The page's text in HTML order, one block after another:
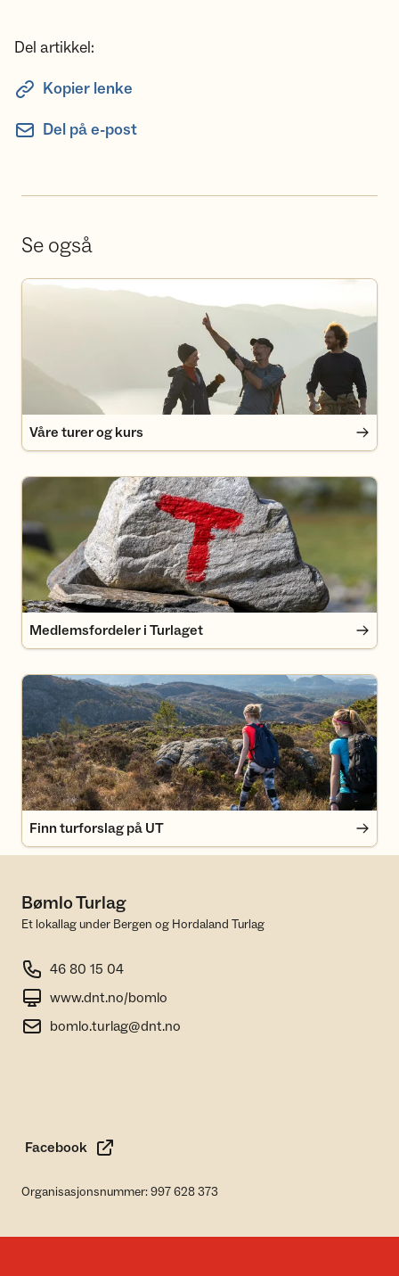
Del artikkel:
Kopier lenke
Del på e-post
Se også
Våre turer og kurs
Våre turer og kurs
Medlemsfordeler i Turlaget
Medlemsfordeler i Turlaget
Finn turforslag på UT
Finn turforslag på UT
Bømlo Turlag
Et lokallag under Bergen og Hordaland Turlag
46 80 15 04
www.dnt.no/bomlo
bomlo.turlag@dnt.no
Facebook
Organisasjonsnummer: 997 628 373